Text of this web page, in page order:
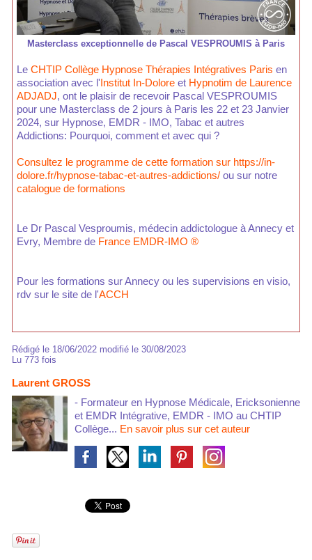
Masterclass exceptionnelle de Pascal VESPROUMIS à Paris
Le CHTIP Collège Hypnose Thérapies Intégratives Paris en
association avec l'Institut In-Dolore et Hypnotim de Laurence
ADJADJ, ont le plaisir de recevoir Pascal VESPROUMIS
pour une Masterclass de 2 jours à Paris les 22 et 23 Janvier
2024, sur Hypnose, EMDR - IMO, Tabac et autres
Addictions: Pourquoi, comment et avec qui ?
Consultez le programme de cette formation sur https://in-
dolore.fr/hypnose-tabac-et-autres-addictions/ ou sur notre
catalogue de formations
Le Dr Pascal Vesproumis, médecin addictologue à Annecy et
Evry, Membre de France EMDR-IMO ®
Pour les formations sur Annecy ou les supervisions en visio,
rdv sur le site de l'ACCH
Rédigé le 18/06/2022 modifié le 30/08/2023
Lu 773 fois
Laurent GROSS
- Formateur en Hypnose Médicale, Ericksonienne
et EMDR Intégrative, EMDR - IMO au CHTIP
Collège... En savoir plus sur cet auteur